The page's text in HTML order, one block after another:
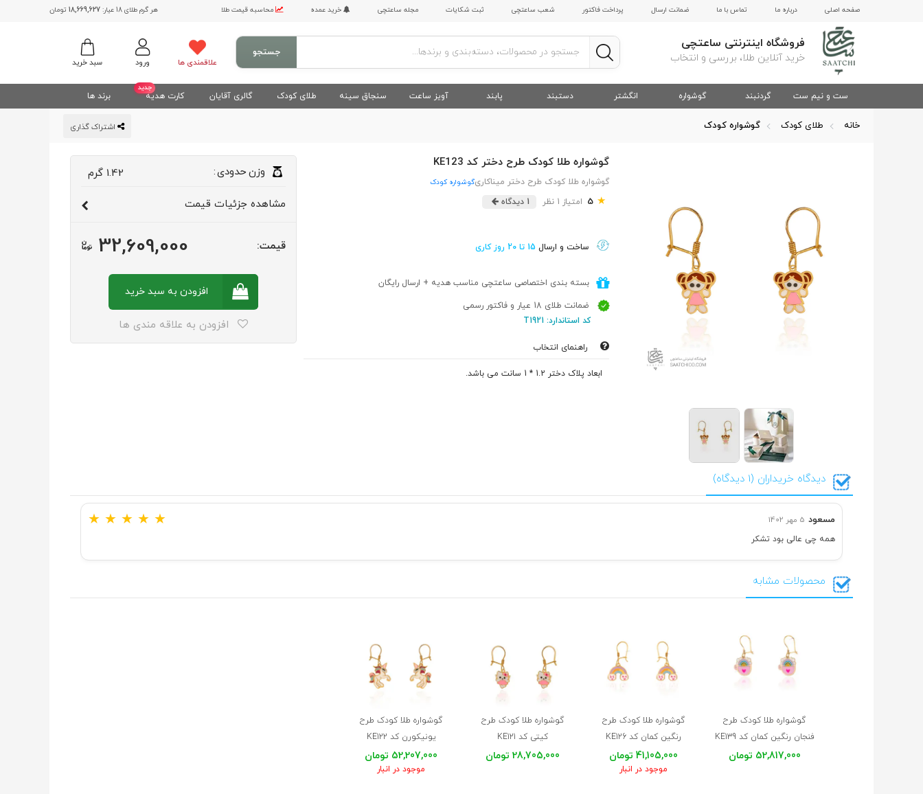
صفحه اصلی درباره ما تماس با ما ضمانت ارسال پرداخت فاکتور شعب ساعتچی ثبت شکایات مجله ساعتچی خرید عمده محاسبه قیمت طلا هر گرم طلای 18 عیار: 18,669,627 تومان
فروشگاه اینترنتی ساعتچی
خرید آنلاین طلا، بررسی و انتخاب سبد خرید ورود علاقمندی ها
جستجو
ست و نیم ست گردنبند گوشواره انگشتر دستبند پابند آویز ساعت سنجاق سینه طلای کودک گالری آقایان
جدید
کارت هدیه برند ها
خانه طلای کودک گوشواره کودک
گوشواره طلا کودک طرح دختر کد KE123
گوشواره طلا کودک طرح دختر میناکاریگوشواره کودک
★
5 امتیاز 1 نظر 1 دیدگاه
ساخت و ارسال 15 تا 20 روز کاری
بسته بندی اختصاصی ساعتچی مناسب هدیه + ارسال رایگان
ضمانت طلای 18 عیار و فاکتور رسمی
کد استاندارد: T1921
راهنمای انتخاب
ابعاد پلاک دختر 1.2 * 1 سانت می باشد.
وزنحدودی:
1.42 گرم
مشاهده جزئیات قیمت
قیمت: 32,609,000
افزودن به سبدخرید
افزودن به علاقه مندی ها
دیدگاه خریداران (1 دیدگاه)
مسعود 5 مهر 1402 ★ ★ ★ ★ ★
همه چی عالی بود تشکر
محصولات مشابه
گوشواره طلا کودک طرح
فنجان رنگین کمان کد KE139
52,817,000 تومان
گوشواره طلا کودک طرح
رنگین کمان کد KE126
41,105,000 تومان
موجود در انبار
گوشواره طلا کودک طرح
کیتی کد KE121
28,705,000 تومان
گوشواره طلا کودک طرح
یونیکورن کد KE122
52,207,000 تومان
موجود در انبار